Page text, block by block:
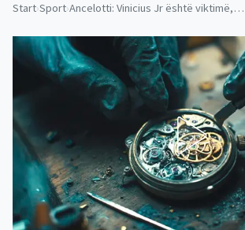
Start›Sport›Ancelotti: Vinicius Jr është viktimë,…